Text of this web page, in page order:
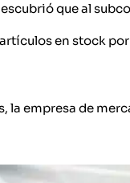
que al
en stock
la empresa de